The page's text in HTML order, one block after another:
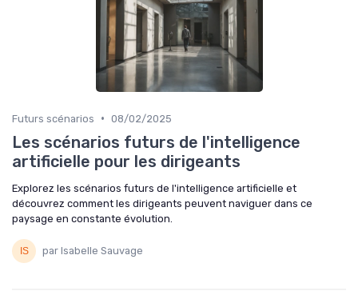
Futurs scénarios • 08/02/2025
Les scénarios futurs de l'intelligence
artificielle pour les dirigeants
Explorez les scénarios futurs de l'intelligence artificielle et
découvrez comment les dirigeants peuvent naviguer dans ce
paysage en constante évolution.
par Isabelle Sauvage